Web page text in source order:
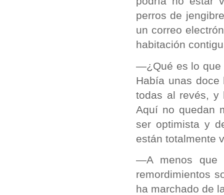
perros de
un correo
habitación
—¿Qué es lo que
Había unas
todas al revés, y
Aquí no quedan
ser optimista y
están totalmente
—A menos que
remordimientos
ha marchado de